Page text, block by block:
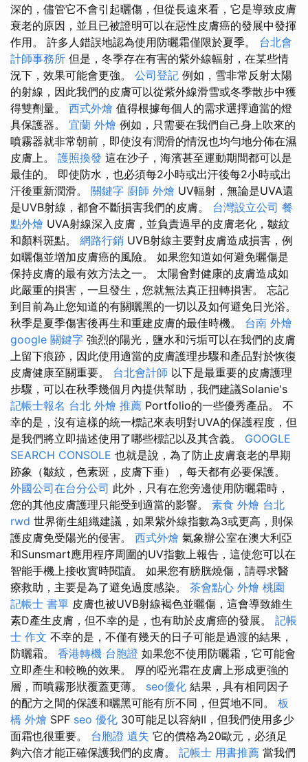
深的，儘管它不會引起曬傷，但從長遠來看，它是導致皮膚
衰老的原因，並且已被證明可以在惡性皮膚癌的發展中發揮
作用。 許多人錯誤地認為使用防曬霜僅限於夏季。 台北會
計師事務所 但是，冬季存在有害的紫外線輻射，在某些情
況下，效果可能會更強。 公司登記 例如，雪非常反射太陽
的射線，因此我們的皮膚可以從紫外線滑雪或冬季散步中獲
得雙劑量。 西式外燴 值得根據每個人的需求選擇適當的燈
具保護器。 宜蘭 外燴 例如，只需要在我們自己身上吹來的
噴霧器就非常朝前，即使沒有潤滑的情況也均勻地分佈在濕
皮膚上。 護照換發 這在沙子，海濱甚至運動期間都可以是
最佳的。 即使防水，也必須每2小時或出汗後每2小時或出
汗後重新潤滑。 關鍵字 廚師 外燴 UV輻射，無論是UVA還
是UVB射線，都會不斷損害我們的皮膚。 台灣設立公司 餐
點外燴 UVA射線深入皮膚，並負責過早的皮膚老化，皺紋
和顏料斑點。 網路行銷 UVB射線主要對皮膚造成損害，例
如曬傷並增加皮膚癌的風險。 如果您知道如何避免曬傷是
保持皮膚的最有效方法之一。 太陽會對健康的皮膚造成如
此嚴重的損害，一旦發生，您就無法真正扭轉損害。 忘記
到目前為止您知道的有關曬黑的一切以及如何避免日光浴。
秋季是夏季傷害後再生和重建皮膚的最佳時機。 台南 外燴
google 關鍵字 強烈的陽光，鹽水和污垢可以在我們的皮膚
上留下痕跡，因此使用適當的皮​​膚護理步驟和產品對於恢復
皮膚健康至關重要。 台北會計師 以下是最重要的皮膚護理
步驟，可以在秋季幾個月內提供幫助，我們建議Solanie's
記帳士報名 台北 外燴 推薦 Portfolio的一些優秀產品。 不
幸的是，沒有這樣的統一標記來表明對UVA的保護程度，但
是我們將立即描述使用了哪些標記以及其含義。 GOOGLE
SEARCH CONSOLE 也就是說，為了防止皮膚衰老的早期
跡象（皺紋，色素斑，皮膚下垂），每天都有必要保護。
外國公司在台分公司 此外，只有在您旁邊使用防曬霜時，
您的其他皮膚護理只能受到適當的影響。 素食 外燴 台北
rwd 世界衛生組織建議，如果紫外線指數為3或更高，則保
護皮膚免受陽光的侵害。 西式外燴 氣象辦公室在澳大利亞
和Sunsmart應用程序周圍的UV指數上報告，這使您可以在
智能手機上接收實時閱讀。 如果您有膀胱燒傷，請尋求醫
療救助，主要是為了避免過度感染。 茶會點心 外燴 桃園
記帳士 書單 皮膚也被UVB射線褐色並曬傷，這會導致維生
素D產生皮膚，但不幸的是，也有助於皮膚癌的發展。 記帳
士 作文 不幸的是，不僅有幾天的日子可能是過渡的結果，
防曬霜。 香港轉機 台胞證 如果您不使用防曬霜，它可能會
立即產生和較晚的效果。 厚的啞光霜在皮膚上形成更強的
層，而噴霧形狀覆蓋更薄。 seo優化 結果，具有相同因子
的配方之間的保護和曬黑可能有所不同，但質地不同。 板
橋 外燴 SPF seo 優化 30可能足以容納II，但我們使用多少
面霜也很重要。 台胞證 遺失 它的價格為20歐元，必須足
夠六倍才能正確保護我們的皮膚。 記帳士 用書推薦 當我們